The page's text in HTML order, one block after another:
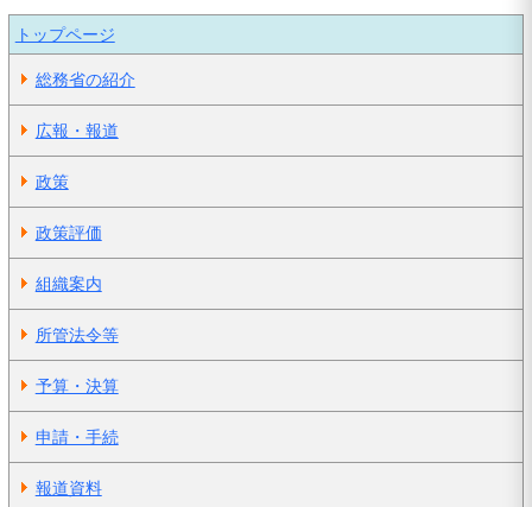
トップページ
総務省の紹介
広報・報道
政策
政策評価
組織案内
所管法令等
予算・決算
申請・手続
報道資料